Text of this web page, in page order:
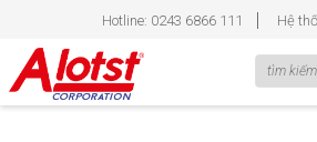
Hotline: 0243 6866 111 Hệ